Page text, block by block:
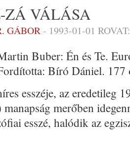
ZÁ VÁLÁSA
GÁBOR- 1993-01-01
Buber: Én és Te.
Bíró Dániel. 177
esszéje, az eredetileg
merőben
esszé, halódik az